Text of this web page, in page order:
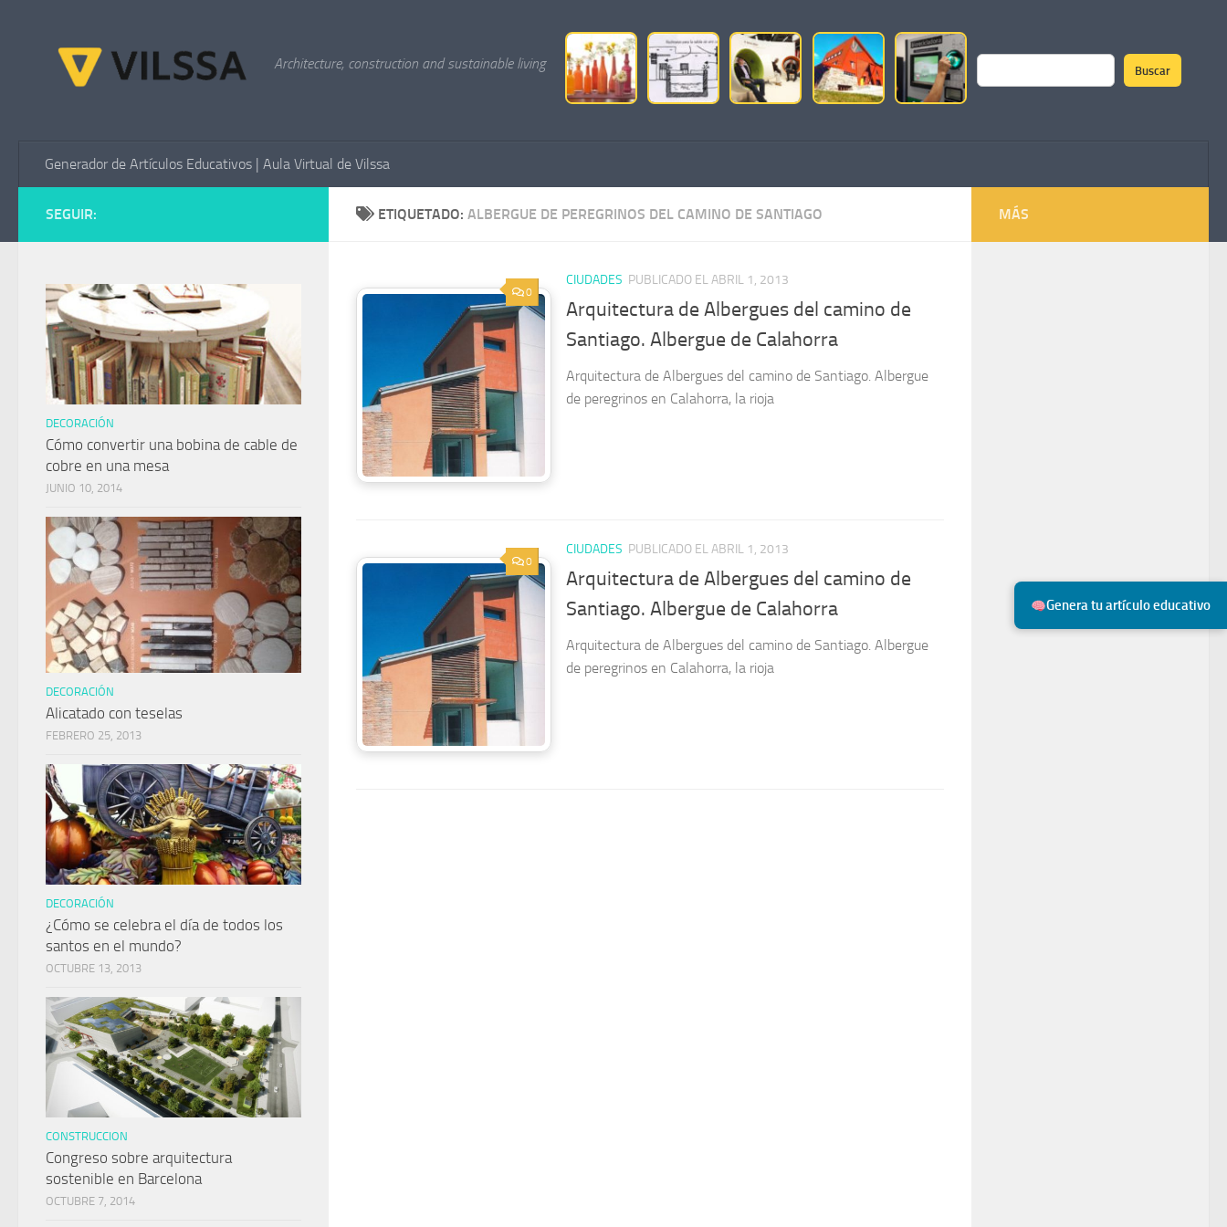
Genera tu artículo educativo
Architecture, construction and sustainable living
Buscar
Buscar
Generador de Artículos Educativos | Aula Virtual de Vilssa
ETIQUETADO: ALBERGUE DE PEREGRINOS DEL CAMINO DE SANTIAGO
0
CIUDADES PUBLICADO EL ABRIL 1, 2013
Arquitectura de Albergues del camino de
Santiago. Albergue de Calahorra
Arquitectura de Albergues del camino de Santiago. Albergue
de peregrinos en Calahorra, la rioja
0
CIUDADES PUBLICADO EL ABRIL 1, 2013
Arquitectura de Albergues del camino de
Santiago. Albergue de Calahorra
Arquitectura de Albergues del camino de Santiago. Albergue
de peregrinos en Calahorra, la rioja
SEGUIR:
DECORACIÓN
Cómo convertir una bobina de cable de
cobre en una mesa
JUNIO 10, 2014
DECORACIÓN
Alicatado con teselas
FEBRERO 25, 2013
DECORACIÓN
¿Cómo se celebra el día de todos los
santos en el mundo?
OCTUBRE 13, 2013
CONSTRUCCION
Congreso sobre arquitectura
sostenible en Barcelona
OCTUBRE 7, 2014
MÁS